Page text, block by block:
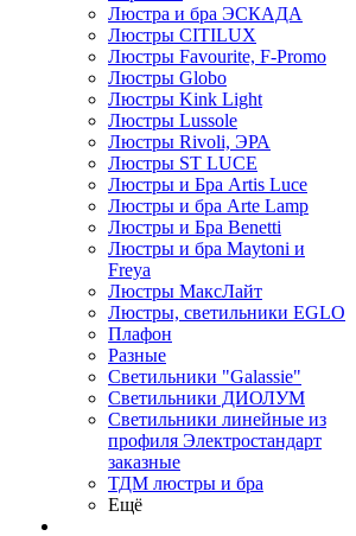
Люстра и бра ЭСКАДА
Люстры CITILUX
Люстры Favourite, F-Promo
Люстры Globo
Люстры Kink Light
Люстры Lussole
Люстры Rivoli, ЭРА
Люстры ST LUCE
Люстры и Бра Artis Luce
Люстры и бра Arte Lamp
Люстры и Бра Benetti
Люстры и бра Maytoni и
Freya
Люстры МаксЛайт
Люстры, светильники EGLO
Плафон
Разные
Светильники "Galassie"
Светильники ДИОЛУМ
Светильники линейные из
профиля Электростандарт
заказные
ТДМ люстры и бра
Ещё